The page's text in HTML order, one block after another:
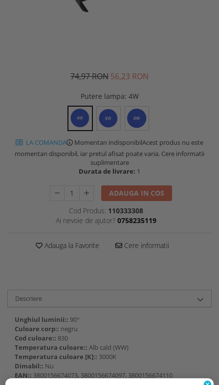
74,97 RON 56,23 RON
Putere lampa: 4W
LA COMANDA Momentan indisponibilAcest produs nu este
momentan disponibil, iar pretul afisat poate varia. Cere informatii
suplimentare
Durata de livrare: 1
ADAUGA IN COS
Cod Produs: 110333308
Ai nevoie de ajutor? 0758235119
Adauga la Favorite Cere informatii
Descriere
Unghiul luminii:: 90°
Culoare corp:: negru
Cod culoare:: 830
Temperatura culoare:: Alb cald (WW)
Temperatura culoare [K]:: 3000K
Dimabil:: Nu
EAN:: 3800156674073, 3800156674097, 3800156674110